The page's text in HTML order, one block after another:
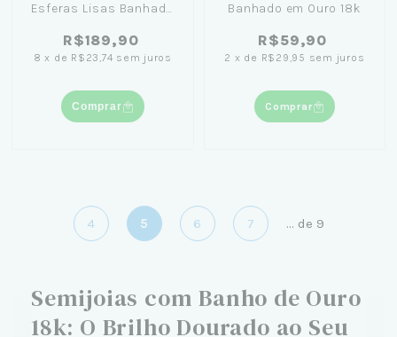
Esferas Lisas Banhada
R$189,90
8 x de R$23,74 sem juros
Comprar
Banhado em Ouro 18k
R$59,90
2 x de R$29,95 sem juros
Comprar
4 5 6 7 ... de 9
Semijoias com Banho de Ouro
18k: O Brilho Dourado ao Seu